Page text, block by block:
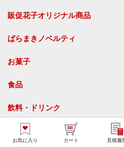
お気に入り カート 見積履
販促花子オリジナル商品
ばらまきノベルティ
お菓子
食品
飲料・ドリンク
タオル